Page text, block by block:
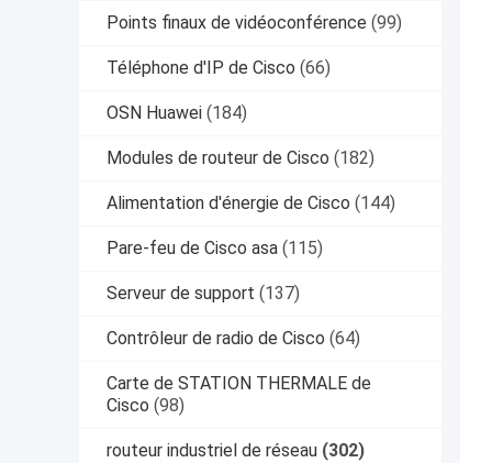
Points finaux de vidéoconférence (99)
Téléphone d'IP de Cisco (66)
OSN Huawei (184)
Modules de routeur de Cisco (182)
Alimentation d'énergie de Cisco (144)
Pare-feu de Cisco asa (115)
Serveur de support (137)
Contrôleur de radio de Cisco (64)
Carte de STATION THERMALE de
Cisco (98)
routeur industriel de réseau (302)